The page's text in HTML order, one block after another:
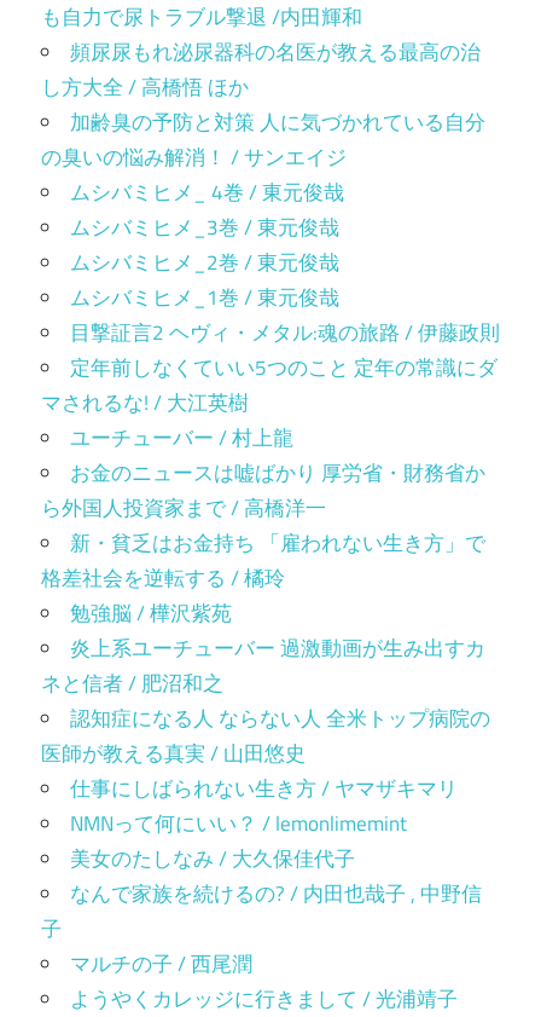
も自力で尿トラブル撃退 /内田輝和
頻尿尿もれ泌尿器科の名医が教える最高の治
し方大全 / 高橋悟 ほか
加齢臭の予防と対策 人に気づかれている自分
の臭いの悩み解消！ / サンエイジ
ムシバミヒメ_ 4巻 / 東元俊哉
ムシバミヒメ_3巻 / 東元俊哉
ムシバミヒメ_2巻 / 東元俊哉
ムシバミヒメ_1巻 / 東元俊哉
目撃証言2 ヘヴィ・メタル:魂の旅路 / 伊藤政則
定年前しなくていい5つのこと 定年の常識にダ
マされるな! / 大江英樹
ユーチューバー / 村上龍
お金のニュースは嘘ばかり 厚労省・財務省か
ら外国人投資家まで / 高橋洋一
新・貧乏はお金持ち 「雇われない生き方」で
格差社会を逆転する / 橘玲
勉強脳 / 樺沢紫苑
炎上系ユーチューバー 過激動画が生み出すカ
ネと信者 / 肥沼和之
認知症になる人 ならない人 全米トップ病院の
医師が教える真実 / 山田悠史
仕事にしばられない生き方 / ヤマザキマリ
NMNって何にいい？ / lemonlimemint
美女のたしなみ / 大久保佳代子
なんで家族を続けるの? / 内田也哉子 , 中野信
子
マルチの子 / 西尾潤
ようやくカレッジに行きまして / 光浦靖子